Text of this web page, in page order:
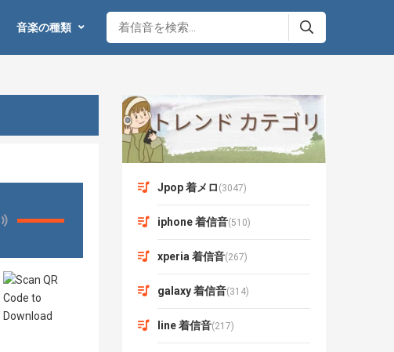
音楽の種類
Jpop 着メロ (3047)
iphone 着信音(510)
xperia 着信音(267)
galaxy 着信音(314)
line 着信音(217)